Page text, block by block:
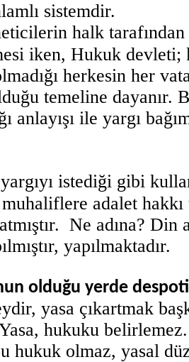
sistemdir.
halk
iken, Hukuk devleti;
herkesin her
temeline dayanır.
anlayışı ile yargı
yargıyı istediği gibi
adalet hakkı
Ne adına? Din
yapılmaktadır.
olduğu yerde
yasa çıkartmak
hukuku
hukuk olmaz, yasal